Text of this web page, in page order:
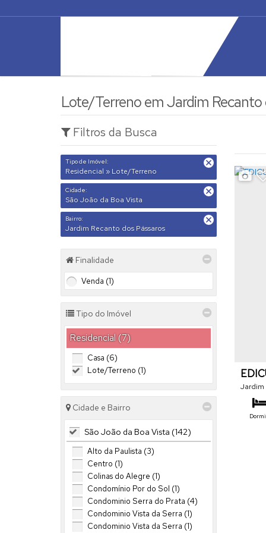
Lote/Terreno em Jardim
Filtros da Busca
Tipo de Imóvel:
Residencial » Lote/Terreno
Cidade:
São João da Boa Vista
Bairro:
Jardim Recanto dos Pássaros
Finalidade
Venda (1)
Tipo do Imóvel
Residencial (7)
Casa (6)
Lote/Terreno (1)
Cidade e Bairro
São João da Boa Vista (142)
Alto da Paulista (3)
Centro (1)
Colinas do Alegre (1)
Condomínio Por do Sol (1)
Condominio Serra do Prata (4)
Condominio Vista da Serra (1)
Condominio Vista da Serra (1)
Jardim